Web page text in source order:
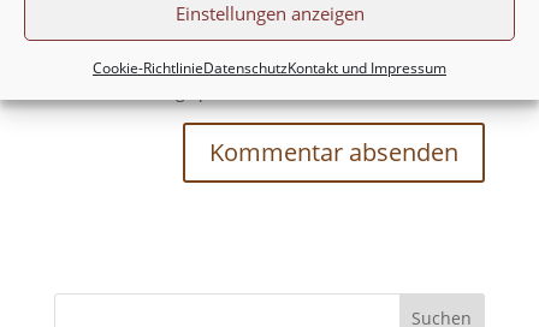
Einstellungen anzeigen
Cookie-RichtlinieDatenschutzKontakt und Impressum
Meinen Namen, meine E-Mail-Adresse und
meine Website in diesem Browser für die nächste